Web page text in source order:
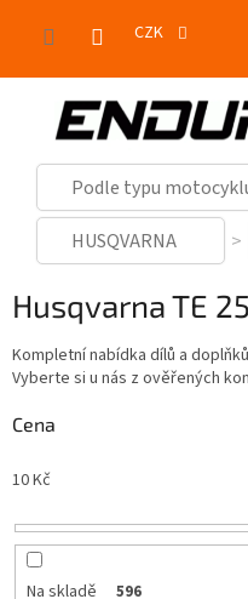
CZK
Podle typu
HUSQVARNA
Husqvarna TE
Kompletní nabídka dílů a
Vyberte si u nás z ověřených
Cena
10Kč
Na skladě 596